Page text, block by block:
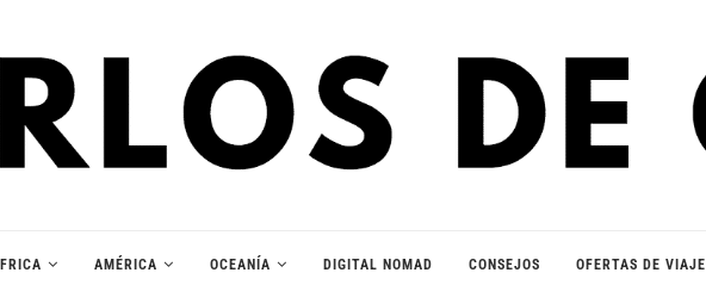
AMÉRICA OCEANÍA DIGITAL NOMAD CONSEJOS OFERTAS DE VIAJE